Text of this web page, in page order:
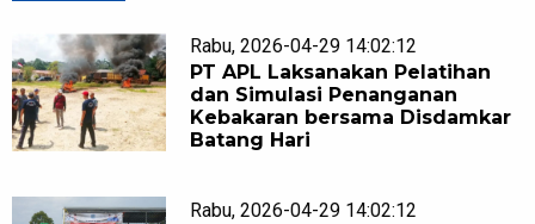
Rabu, 2026-04-29 14:02:12
PT APL Laksanakan Pelatihan
dan Simulasi Penanganan
Kebakaran bersama Disdamkar
Batang Hari
Rabu, 2026-04-29 14:02:12